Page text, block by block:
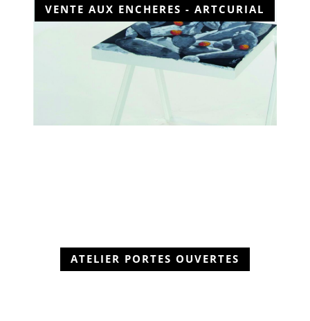
VENTE AUX ENCHERES - ARTCURIAL
ATELIER PORTES OUVERTES